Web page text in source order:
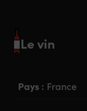
Le vin
Pays : France